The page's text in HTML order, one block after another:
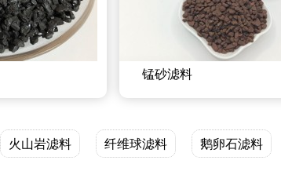
锰砂滤料
火山岩滤料 纤维球滤料 鹅卵石滤料